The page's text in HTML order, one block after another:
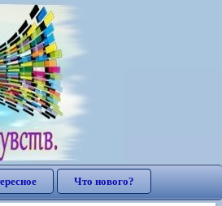
Что нового?